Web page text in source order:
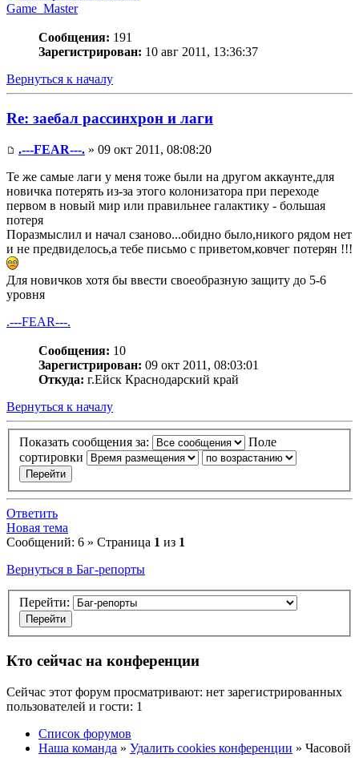
Game_Master
Сообщения: 191
Зарегистрирован: 10 авг 2011, 13:36:37
Вернуться к началу
Re: заебал рассинхрон и лаги
.---FEAR---. » 09 окт 2011, 08:08:20
Те же самые лаги у меня тоже были на другом аккаунте,для
новичка потерять из-за этого колонизатора при переходе
первом в новый мир или правильнее галактику - большая
потеря
Поразмыслил и начал сзаново...обидно было,никого рядом нет
и не предвиделось,а тебе письмо с приветом,ковчег потерян !!!
Для новичков хотя бы ввести своеобразную защиту до 5-6
уровня
.---FEAR---.
Сообщения: 10
Зарегистрирован: 09 окт 2011, 08:03:01
Откуда: г.Ейск Краснодарский край
Вернуться к началу
Показать сообщения за:
Поле
сортировки
Ответить
Новая тема
Сообщений: 6 » Страница 1 из 1
Вернуться в Баг-репорты
Перейти:
Кто сейчас на конференции
Сейчас этот форум просматривают: нет зарегистрированных
пользователей и гости: 1
Список форумов
Наша команда » Удалить cookies конференции » Часовой